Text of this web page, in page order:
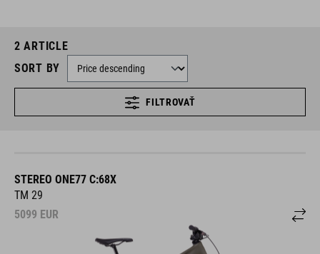
2 ARTICLE
SORT BY
FILTROVAŤ
STEREO ONE77 C:68X
TM 29
5099 EUR